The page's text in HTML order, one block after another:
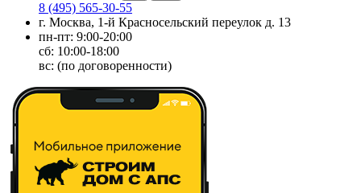
8 (495) 565-30-55
г. Москва, 1-й Красносельский переулок д. 13
пн-пт: 9:00-20:00
сб: 10:00-18:00
вс: (по договоренности)